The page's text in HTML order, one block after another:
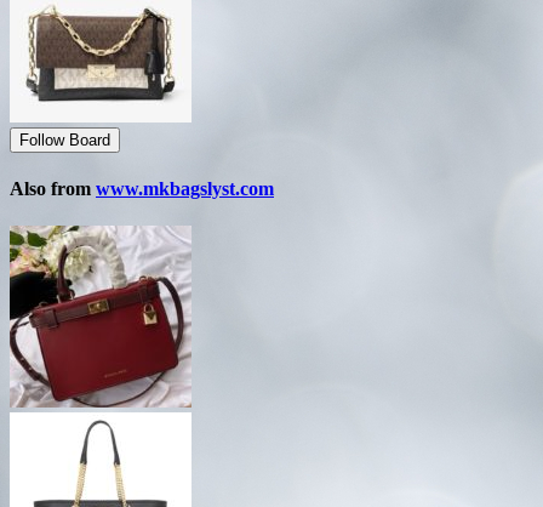
Follow Board
Also from www.mkbagslyst.com